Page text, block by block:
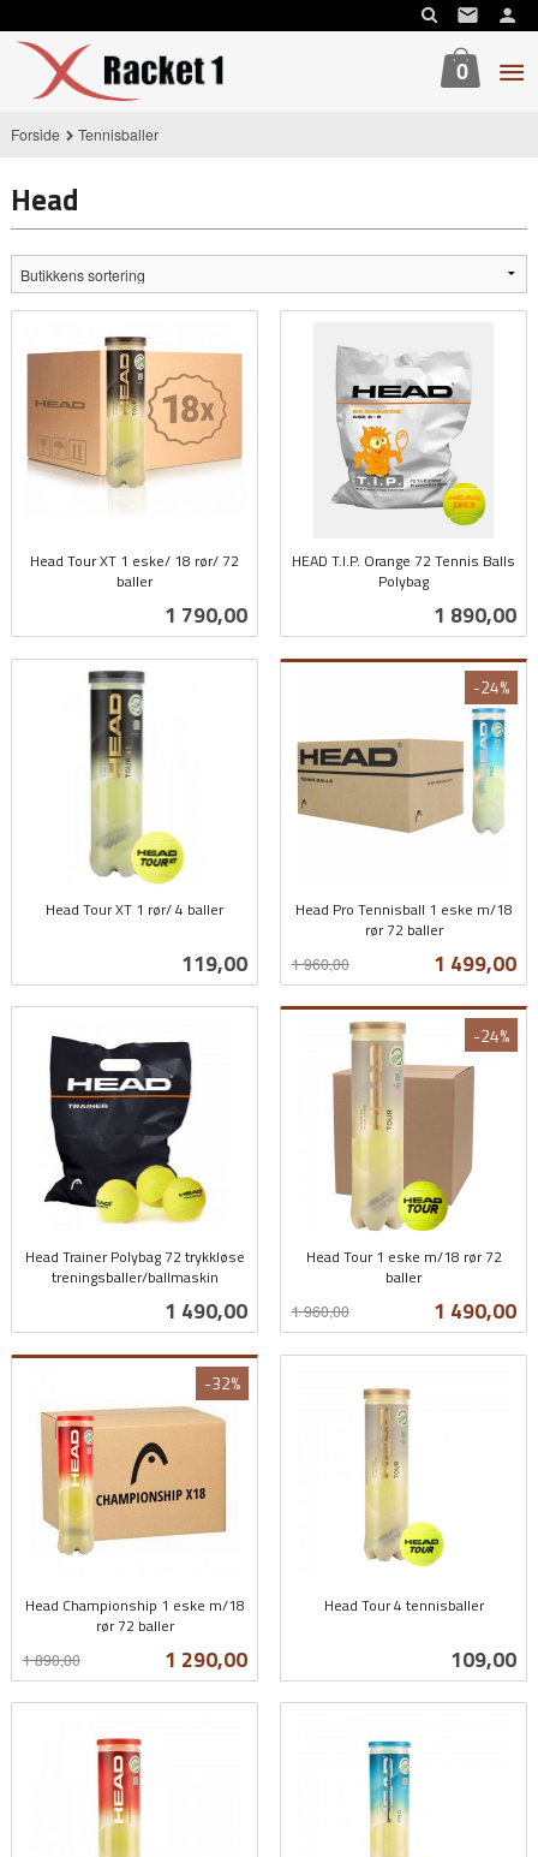
til
innholdet
0
Forside Tennisballer
Head
Head Tour XT 1 eske/ 18 rør/ 72
baller
Pris
1 790,00
HEAD T.I.P. Orange 72 Tennis Balls
Polybag
Pris
1 890,00
Head Tour XT 1 rør/ 4 baller
Pris
119,00
Head Pro Tennisball 1 eske m/18
rør 72 baller
Tilbud
1 499,00
1 960,00
-24%
mva.
Head Trainer Polybag 72 trykkløse
treningsballer/ballmaskin
Pris
1 490,00
Head Tour 1 eske m/18 rør 72
baller
Tilbud
1 490,00
1 960,00
-24%
mva.
Head Championship 1 eske m/18
rør 72 baller
Tilbud
1 290,00
1 890,00
-32%
mva.
Head Tour 4 tennisballer
Pris
109,00